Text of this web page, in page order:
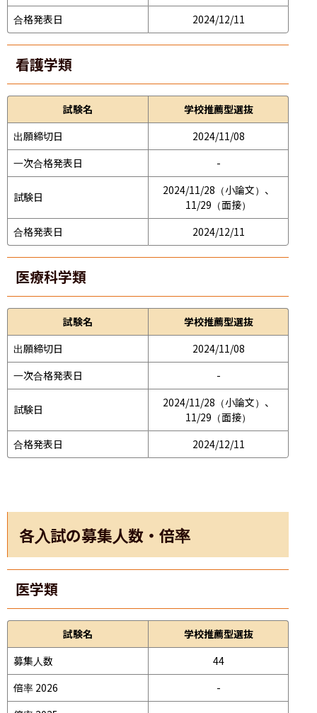
合格発表日
2024/12/11
看護学類
試験名
学校推薦型選抜
出願締切日
2024/11/08
一次合格発表日
-
試験日
2024/11/28（小論文）、
11/29（面接）
合格発表日
2024/12/11
医療科学類
試験名
学校推薦型選抜
出願締切日
2024/11/08
一次合格発表日
-
試験日
2024/11/28（小論文）、
11/29（面接）
合格発表日
2024/12/11
各入試の募集人数・倍率
医学類
試験名
学校推薦型選抜
募集人数
44
倍率 2026
-